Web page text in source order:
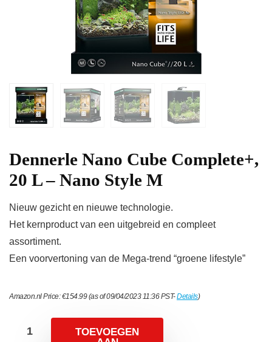
Dennerle Nano Cube Complete+,
20 L – Nano Style M
Nieuw gezicht en nieuwe technologie.
Het kernproduct van een uitgebreid en compleet
assortiment.
Een voorvertoning van de Mega-trend “groene lifestyle”
Amazon.nl Price:€154.99(as of 09/04/2023 11:36 PST-Details)
TOEVOEGEN